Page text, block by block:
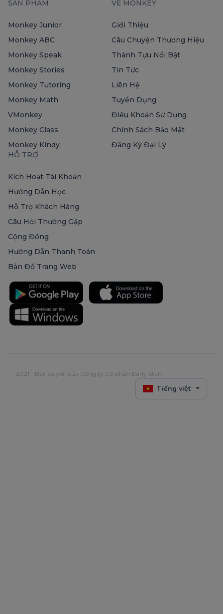
SẢN PHẨM
Monkey Junior
Monkey ABC
Monkey Speak
Monkey Stories
Monkey Tutoring
Monkey Math
VMonkey
Monkey Class
Monkey Kindy
VỀ MONKEY
Giới Thiệu
Câu Chuyện Thương Hiệu
Thành Tựu Nổi Bật
Tin Tức
Liên Hệ
Tuyển Dụng
Điều Khoản Sử Dụng
Chính Sách Bảo Mật
Đăng Ký Đại Lý
HỖ TRỢ
Kích Hoạt Tài Khoản
Hướng Dẫn Học
Hỗ Trợ Khách Hàng
Câu Hỏi Thường Gặp
Cộng Đồng
Hướng Dẫn Thanh Toán
Bản Đồ Trang Web
2021 - Bản quyền của Công ty Cổ phần Early Start
Tiếng việt